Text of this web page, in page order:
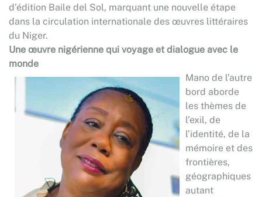
d’édition Baile del Sol, marquant une nouvelle étape
dans la circulation internationale des œuvres littéraires
du Niger.
Une œuvre nigérienne qui voyage et dialogue avec le
monde
Mano de l’autre
bord aborde
les thèmes de
l’exil, de
l’identité, de la
mémoire et des
frontières,
géographiques
autant